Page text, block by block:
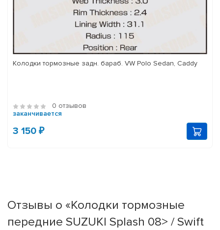
Колодки тормозные задн. бараб. VW Polo Sedan, Caddy
0 отзывов
заканчивается
3 150 ₽
Отзывы о «Колодки тормозные
передние SUZUKI Splash 08> / Swift